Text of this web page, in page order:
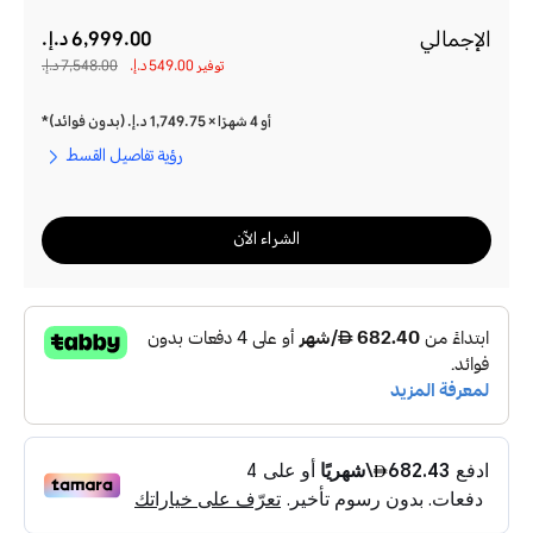
الإجمالي 6,999.00 د.إ.‏‏
توفير549.00 د.إ.‏‏ 7,548.00 د.إ.‏‏
أو 4 شهرًا × 1,749.75 د.إ.‏‏ (بدون فوائد)*
رؤية تفاصيل القسط
الشراء الآن